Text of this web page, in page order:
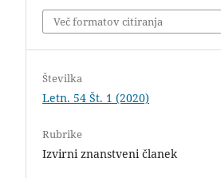
Več formatov citiranja
Številka
Letn. 54 Št. 1 (2020)
Rubrike
Izvirni znanstveni članek